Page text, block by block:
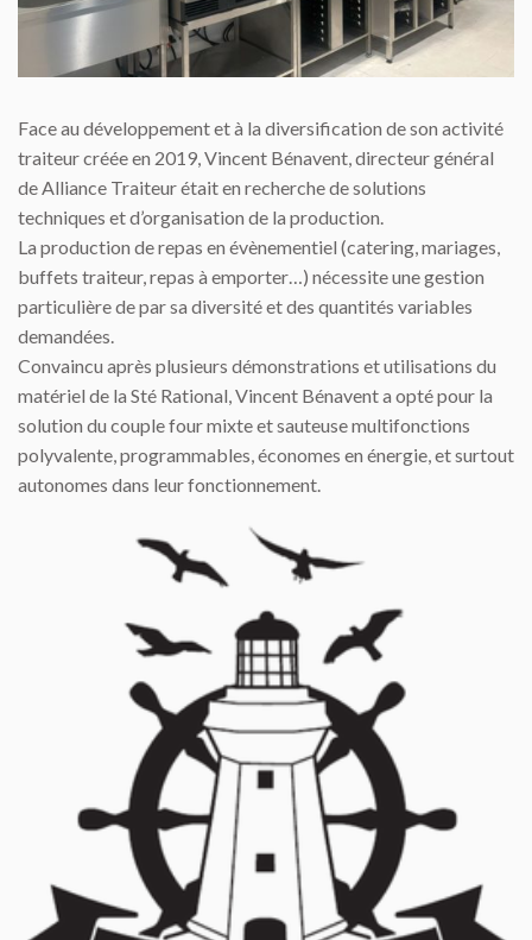
Face au développement et à la diversification de son activité
traiteur créée en 2019, Vincent Bénavent, directeur général
de Alliance Traiteur était en recherche de solutions
techniques et d’organisation de la production.
La production de repas en évènementiel (catering, mariages,
buffets traiteur, repas à emporter…) nécessite une gestion
particulière de par sa diversité et des quantités variables
demandées.
Convaincu après plusieurs démonstrations et utilisations du
matériel de la Sté Rational, Vincent Bénavent a opté pour la
solution du couple four mixte et sauteuse multifonctions
polyvalente, programmables, économes en énergie, et surtout
autonomes dans leur fonctionnement.